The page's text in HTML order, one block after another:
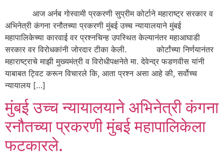
आज अर्नब गोस्वामी प्रकरणी सुप्रीम कोर्टाने महाराष्ट्र सरकार व
अभिनेत्री कंगना रनौतच्या प्रकरणी मुंबई उच्च न्यायालयाने मुंबई
महापालिकेच्या कारवाई वर प्रश्नचिन्ह उपस्थित केल्यानंतर महाआघाडी
सरकार वर विरोधकांनी जोरदार टीका केली. कोर्टांच्या निर्णयानंतर
महाराष्ट्राचे माझी मुख्यमंत्री व विरोधीपक्षनेते मा. देवेन्द्र फडणवीस यांनी
याबाबत ट्विट करून विचारले कि, आता प्रश्न असा आहे की, सर्वोच्च
न्यायालय […]
मुंबई उच्च न्यायालयाने अभिनेत्री कंगना
रनौतच्या प्रकरणी मुंबई महापालिकेला
फटकारले.